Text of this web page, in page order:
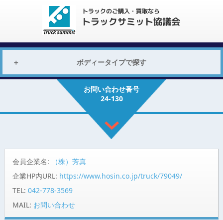
ボディータイプで探す
お問い合わせ番号
24-130
会員企業名:
（株）芳真
企業HP内URL: https://www.hosin.co.jp/truck/79049/
TEL: 042-778-3569
MAIL: お問い合わせ